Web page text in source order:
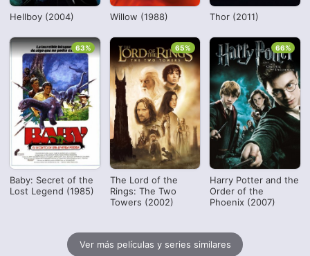
Hellboy (2004) Willow (1988) Thor (2011)
Baby: Secret of the
Lost Legend (1985)
63%
The Lord of the
Rings: The Two
Towers (2002)
65%
Harry Potter and the
Order of the
Phoenix (2007)
66%
Ver más películas y series similares